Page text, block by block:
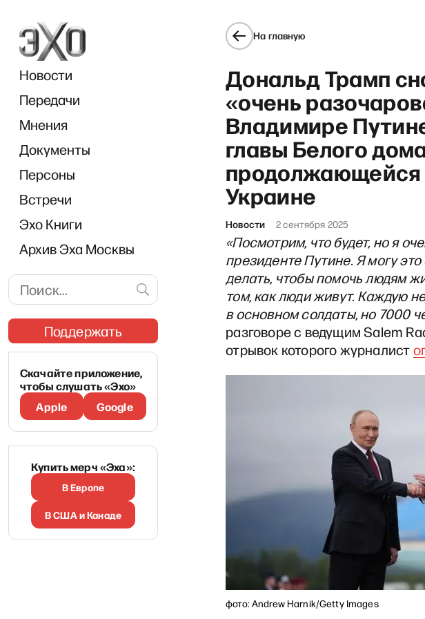
Новости
Передачи
Мнения
Документы
Персоны
Встречи
Эхо Книги
Архив Эха Москвы
Поддержать
Скачайте приложение,
чтобы слушать «Эхо»
Apple
Google
Купить мерч «Эха»:
В Европе
В США и Канаде
На главную
Дональд Трамп
«очень
Владимире
главы Белого
продолжающейся
Украине
Новости 2 сентября 2025
«Посмотрим, что будет, но я
президенте Путине. Я могу
делать, чтобы помочь людям
том, как люди живут. Каждую
в основном солдаты, но 7000
разговоре с ведущим Salem
отрывок которого журналист
фото: Andrew Harnik/Getty Images
«И грянул